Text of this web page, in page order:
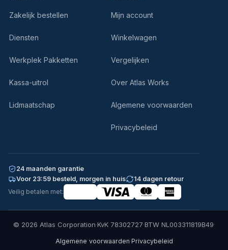
Zakelijk bestellen
Diensten
Werkplek Pakketten
Kassa-uitrol
Lidmaatschap
Mijn account
Winkelwagen
Vergelijken
Over Atlas Works
Algemene voorwaarden
Privacybeleid
24 maanden garantie
Voor 23:59 besteld, morgen in huis
14 dagen retour
Veilig betalen met:
© 2026 Atlas Corporation·KvK 78302727·BTW NL003311819B49·
Algemene voorwaarden·Privacybeleid